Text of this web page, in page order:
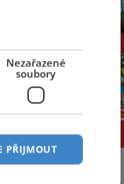
Nezařazené
soubory
PŘIJMOUT